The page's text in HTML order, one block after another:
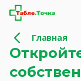
Главная